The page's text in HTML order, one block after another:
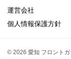
運営会社
個人情報保護方針
© 2026 愛知 フロント